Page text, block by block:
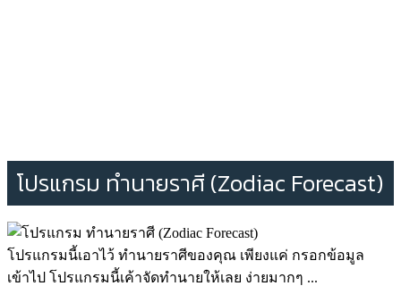
โปรแกรม ทำนายราศี (Zodiac Forecast)
โปรแกรมนี้เอาไว้ ทำนายราศีของคุณ เพียงแค่ กรอกข้อมูล
เข้าไป โปรแกรมนี้เค้าจัดทำนายให้เลย ง่ายมากๆ ...